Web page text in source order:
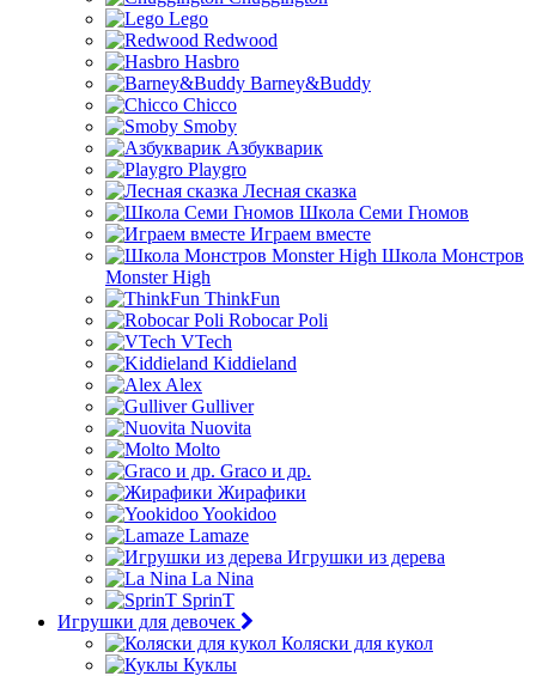
Lego
Redwood
Hasbro
Barney&Buddy
Chicco
Smoby
Азбукварик
Playgro
Лесная сказка
Школа Семи Гномов
Играем вместе
Школа Монстров
Monster High
ThinkFun
Robocar Poli
VTech
Kiddieland
Alex
Gulliver
Nuovita
Molto
Graco и др.
Жирафики
Yookidoo
Lamaze
Игрушки из дерева
La Nina
SprinT
Игрушки для девочек
Коляски для кукол
Куклы